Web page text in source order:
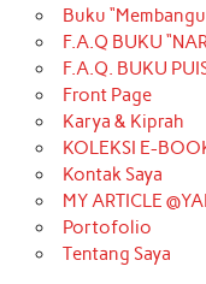
b
o
o
k
a
g
r
a
m
o
k
Buku
F.A.Q BUKU
F.A.Q. BUKU
Front Page
Karya & Kiprah
KOLEKSI E-
Kontak Saya
MY ARTICLE
Portofolio
Tentang Saya